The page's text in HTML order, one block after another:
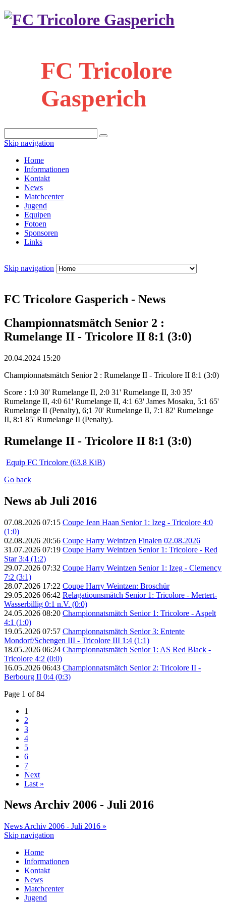
FC Tricolore
Gasperich
Skip navigation
Home
Informationen
Kontakt
News
Matchcenter
Jugend
Equipen
Fotoen
Sponsoren
Links
Skip navigation
FC Tricolore Gasperich - News
Championnatsmätch Senior 2 :
Rumelange II - Tricolore II 8:1 (3:0)
20.04.2024 15:20
Championnatsmätch Senior 2 : Rumelange II - Tricolore II 8:1 (3:0)
Score : 1:0 30' Rumelange II, 2:0 31' Rumelange II, 3:0 35'
Rumelange II, 4:0 61' Rumelange II, 4:1 63' James Mosaku, 5:1 65'
Rumelange II (Penalty), 6;1 70' Rumelange II, 7:1 82' Rumelange
II, 8:1 85' Rumelange II (Penalty).
Rumelange II - Tricolore II 8:1 (3:0)
Equip FC Tricolore (63.8 KiB)
Go back
News ab Juli 2016
07.08.2026 07:15 Coupe Jean Haan Senior 1: Izeg - Tricolore 4:0
(1:0)
02.08.2026 20:56 Coupe Harry Weintzen Finalen 02.08.2026
31.07.2026 07:19 Coupe Harry Weintzen Senior 1: Tricolore - Red
Star 3:4 (1:2)
29.07.2026 07:32 Coupe Harry Weintzen Senior 1: Izeg - Clemency
7:2 (3:1)
28.07.2026 17:22 Coupe Harry Weintzen: Broschür
29.05.2026 06:42 Relagatiounsmätch Senior 1: Tricolore - Mertert-
Wasserbillig 0:1 n.V. (0:0)
24.05.2026 08:20 Championnatsmätch Senior 1: Tricolore - Aspelt
4:1 (1:0)
19.05.2026 07:57 Championnatsmätch Senior 3: Entente
Mondorf/Schengen III - Tricolore III 1:4 (1:1)
18.05.2026 06:24 Championnatsmätch Senior 1: AS Red Black -
Tricolore 4:2 (0:0)
16.05.2026 06:43 Championnatsmätch Senior 2: Tricolore II -
Berbourg II 0:4 (0:3)
Page 1 of 84
1
2
3
4
5
6
7
Next
Last »
News Archiv 2006 - Juli 2016
News Archiv 2006 - Juli 2016 »
Skip navigation
Home
Informationen
Kontakt
News
Matchcenter
Jugend